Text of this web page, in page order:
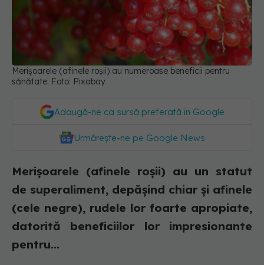
Merișoarele (afinele roșii) au numeroase beneficii pentru
sănătate. Foto: Pixabay
Adaugă-ne ca sursă preferată în Google
Urmărește-ne pe Google News
Merișoarele (afinele roșii) au un statut
de superaliment, depășind chiar și afinele
(cele negre), rudele lor foarte apropiate,
datorită beneficiilor lor impresionante
pentru...